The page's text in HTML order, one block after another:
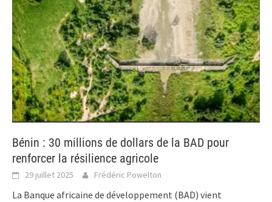
Bénin : 30 millions de dollars de la BAD pour
renforcer la résilience agricole
29 juillet 2025 Frédéric Powelton
La Banque africaine de développement (BAD) vient